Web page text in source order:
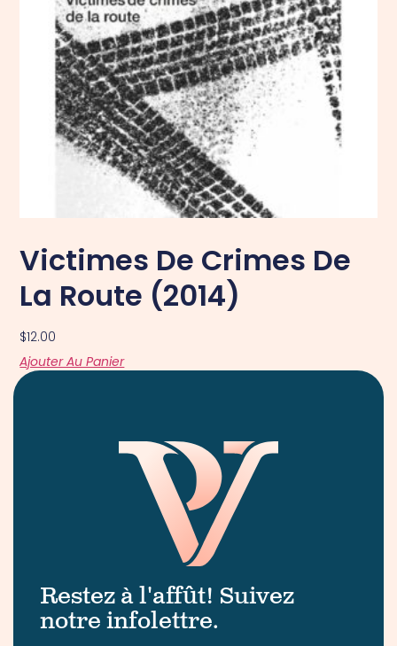
Victimes De Crimes De
La Route (2014)
$12.00
Ajouter Au Panier
Restez à l'affût! Suivez
notre infolettre.